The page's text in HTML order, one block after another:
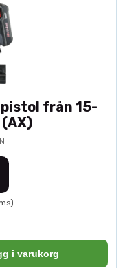
från 15-
i varukorg